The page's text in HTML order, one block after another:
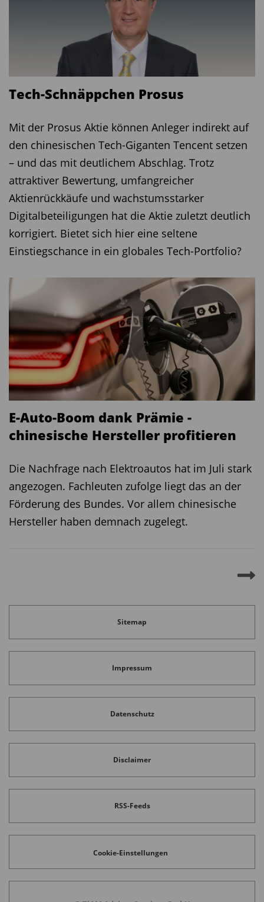
Tech-Schnäppchen Prosus
Mit der Prosus Aktie können Anleger indirekt auf
den chinesischen Tech-Giganten Tencent setzen
– und das mit deutlichem Abschlag. Trotz
attraktiver Bewertung, umfangreicher
Aktienrückkäufe und wachstumsstarker
Digitalbeteiligungen hat die Aktie zuletzt deutlich
korrigiert. Bietet sich hier eine seltene
Einstiegschance in ein globales Tech-Portfolio?
E-Auto-Boom dank Prämie -
chinesische Hersteller profitieren
Die Nachfrage nach Elektroautos hat im Juli stark
angezogen. Fachleuten zufolge liegt das an der
Förderung des Bundes. Vor allem chinesische
Hersteller haben demnach zugelegt.
Sitemap
Impressum
Datenschutz
Disclaimer
RSS-Feeds
Cookie-Einstellungen